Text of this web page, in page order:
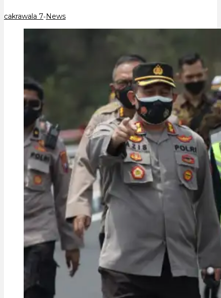
cakrawala 7-News